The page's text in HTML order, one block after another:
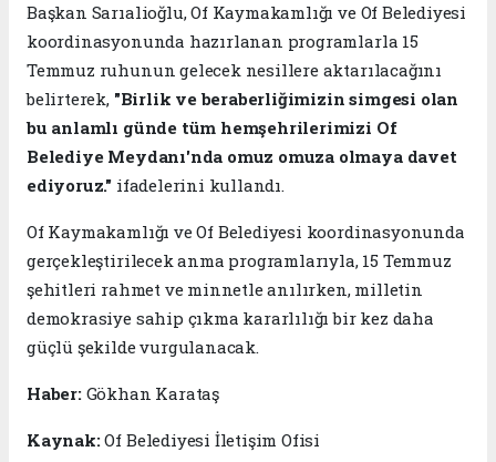
Başkan Sarıalioğlu, Of Kaymakamlığı ve Of Belediyesi
koordinasyonunda hazırlanan programlarla 15
Temmuz ruhunun gelecek nesillere aktarılacağını
belirterek, "Birlik ve beraberliğimizin simgesi olan
bu anlamlı günde tüm hemşehrilerimizi Of
Belediye Meydanı'nda omuz omuza olmaya davet
ediyoruz." ifadelerini kullandı.
Of Kaymakamlığı ve Of Belediyesi koordinasyonunda
gerçekleştirilecek anma programlarıyla, 15 Temmuz
şehitleri rahmet ve minnetle anılırken, milletin
demokrasiye sahip çıkma kararlılığı bir kez daha
güçlü şekilde vurgulanacak.
Haber: Gökhan Karataş
Kaynak:Of Belediyesi İletişim Ofisi